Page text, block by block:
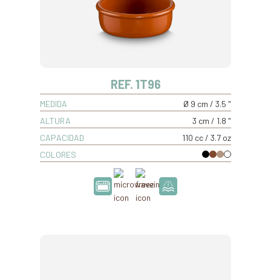
REF. 1T96
MEDIDA
Ø 9 cm / 3.5 "
ALTURA
3 cm / 1.8 "
CAPACIDAD
110 cc / 3.7 oz
COLORES